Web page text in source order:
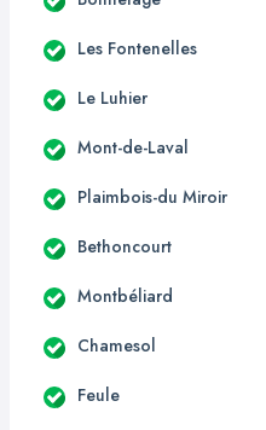
Les Fontenelles
Le Luhier
Mont-de-Laval
Plaimbois-du Miroir
Bethoncourt
Montbéliard
Chamesol
Feule